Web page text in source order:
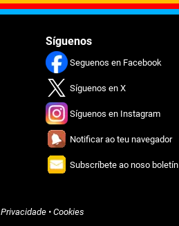
Síguenos
Seguenos en Facebook
Síguenos en X
Síguenos en Instagram
Notificar ao teu navegador
Subscríbete ao noso boletín
Privacidade• Cookies